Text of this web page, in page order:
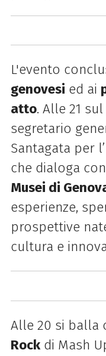
L'evento
genovesi ed ai
atto. Alle 21
segretario
Santagata per
che dialoga
Musei di
esperienze,
prospettive
cultura e
Alle 20 si balla
Rockdi Mash